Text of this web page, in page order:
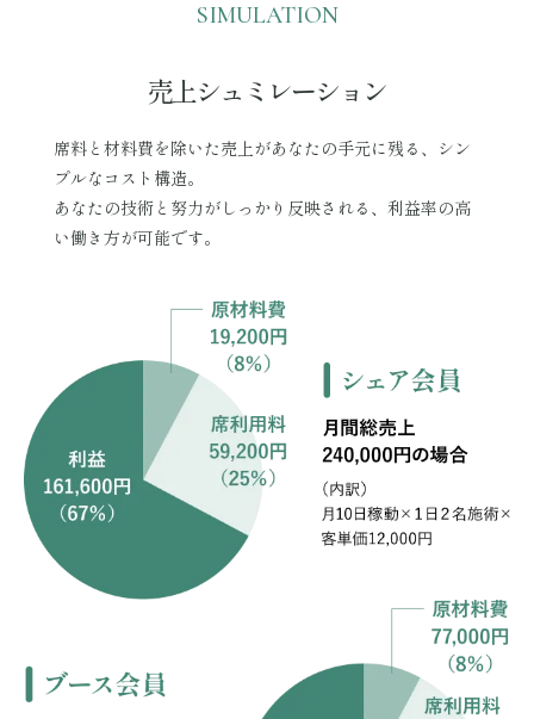
SIMULATION
売上シュミレーション
席料と材料費を除いた売上があなたの手元に残る、シン
プルなコスト構造。
あなたの技術と努力がしっかり反映される、利益率の高
い働き方が可能です。